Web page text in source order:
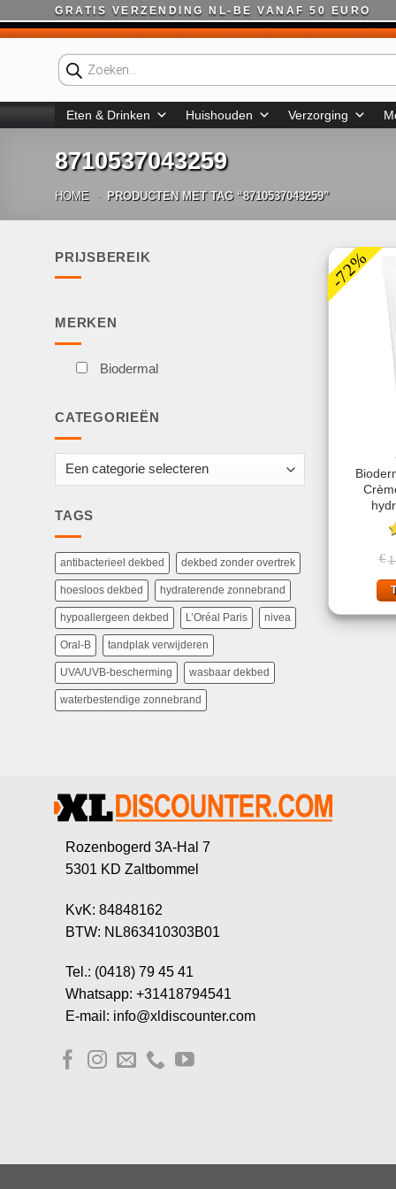
naar
GRATIS VERZENDING NL-BE VANAF 50 EURO
Producten
zoeken
Eten & Drinken Huishouden Verzorging
8710537043259
HOME - PRODUCTEN MET TAG “8710537043259”
PRIJSBEREIK
MERKEN
Biodermal
CATEGORIEËN
TAGS
antibacterieel dekbed dekbed zonder overtrek
hoesloos dekbed hydraterende zonnebrand
hypoallergeen dekbed L’Oréal Paris nivea
Oral-B tandplak verwijderen
UVA/UVB-bescherming wasbaar dekbed
waterbestendige zonnebrand
-72%
€
Rozenbogerd 3A-Hal 7
5301 KD Zaltbommel
KvK: 84848162
BTW: NL863410303B01
Tel.: (0418) 79 45 41
Whatsapp: +31418794541
E-mail: info@xldiscounter.com